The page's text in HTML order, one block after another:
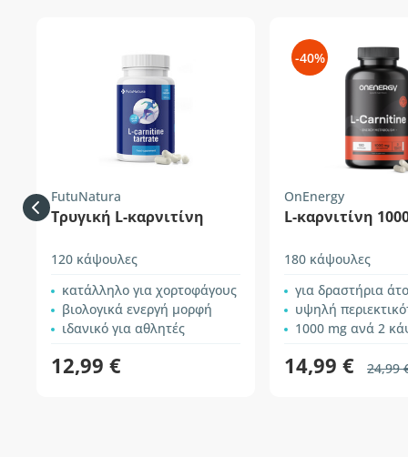
FutuNatura
Τρυγική L-καρνιτίνη
120 κάψουλες
κατάλληλο για χορτοφάγους
βιολογικά ενεργή μορφή
ιδανικό για αθλητές
12,99 €
-40%
OnEnergy
L-καρνιτίνη
180 κάψουλες
για δραστήρια
υψηλή
1000 mg ανά 2
14,99 € 24,99